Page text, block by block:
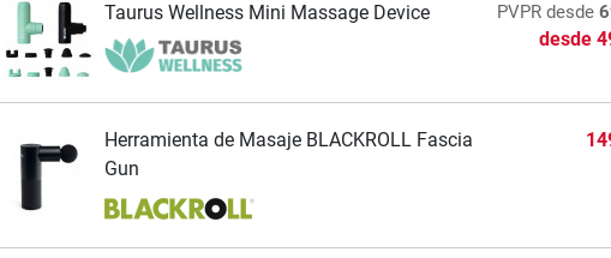
Taurus Wellness Mini Massage Device PVPR desde
desde
Herramienta de Masaje BLACKROLL Fascia
Gun